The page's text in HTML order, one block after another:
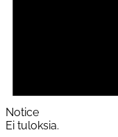
Notice
Ei tuloksia.